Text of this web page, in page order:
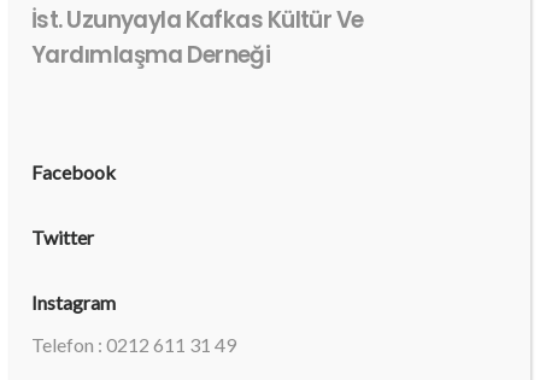
İst. Uzunyayla Kafkas Kültür Ve
Yardımlaşma Derneği
Facebook
Twitter
Instagram
Telefon : 0212 611 31 49